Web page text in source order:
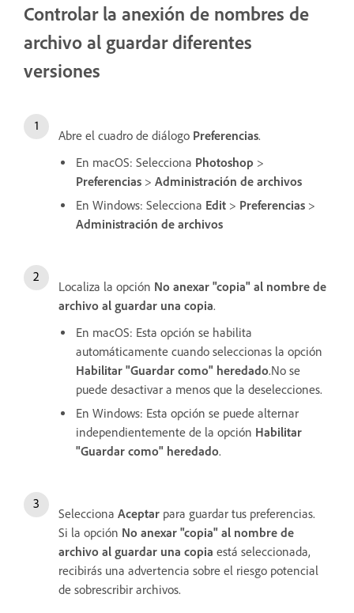
Controlar la anexión de nombres de
archivo al guardar diferentes
versiones
Abre el cuadro de diálogo Preferencias.
En macOS: Selecciona Photoshop >
Preferencias > Administración de archivos
En Windows: Selecciona Edit > Preferencias >
Administración de archivos
Localiza la opción No anexar "copia" al nombre de
archivo al guardar una copia.
En macOS: Esta opción se habilita
automáticamente cuando seleccionas la opción
Habilitar "Guardar como" heredado.No se
puede desactivar a menos que la deselecciones.
En Windows: Esta opción se puede alternar
independientemente de la opción Habilitar
"Guardar como" heredado.
Selecciona Aceptar para guardar tus preferencias.
Si la opción No anexar "copia" al nombre de
archivo al guardar una copia está seleccionada,
recibirás una advertencia sobre el riesgo potencial
de sobrescribir archivos.